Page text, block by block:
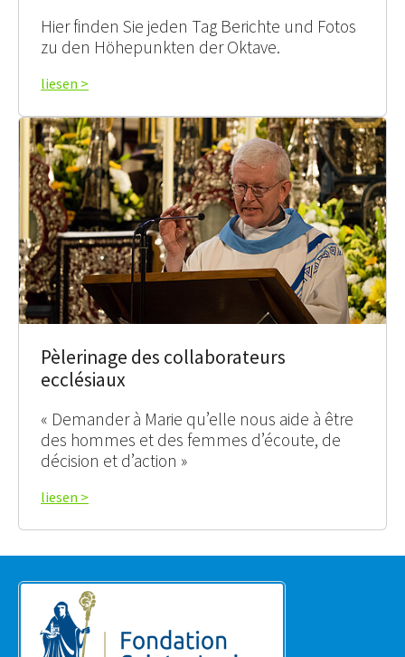
Hier finden Sie jeden Tag Berichte und Fotos
zu den Höhepunkten der Oktave.
liesen >
Pèlerinage des collaborateurs
ecclésiaux
« Demander à Marie qu’elle nous aide à être
des hommes et des femmes d’écoute, de
décision et d’action »
liesen >